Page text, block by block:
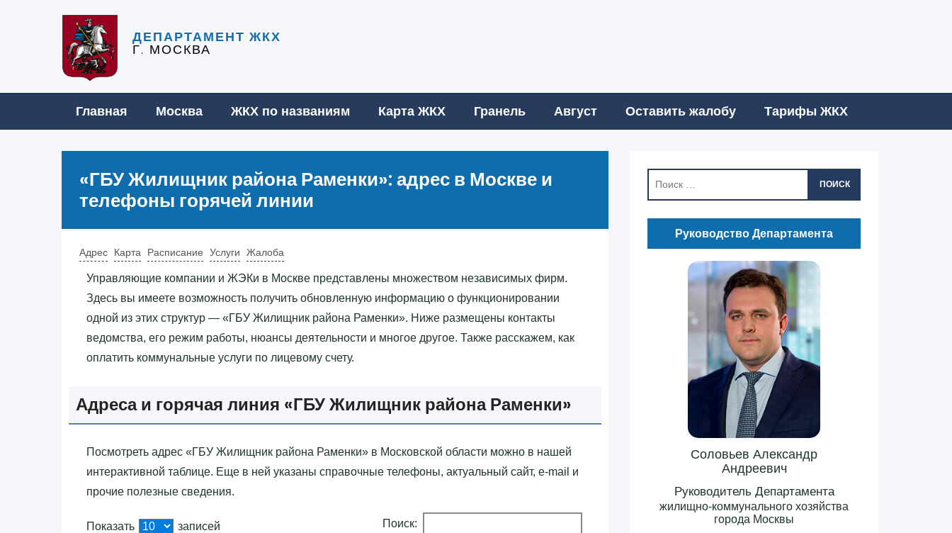
ДЕПАРТАМЕНТ ЖКХ
Г. МОСКВА
Главная Москва ЖКХ по названиям Карта ЖКХ Гранель Август Оставить жалобу Тарифы ЖКХ
«‎ГБУ Жилищник района Раменки»‎: адрес в Москве и
телефоны горячей линии
Адрес Карта Расписание Услуги Жалоба
Управляющие компании и ЖЭКи в Москве представлены множеством независимых фирм.
Здесь вы имеете возможность получить обновленную информацию о функционировании
одной из этих структур — «‎ГБУ Жилищник района Раменки»‎. Ниже размещены контакты
ведомства, его режим работы, нюансы деятельности и многое другое. Также расскажем, как
оплатить коммунальные услуги по лицевому счету.
Адреса и горячая линия «‎ГБУ Жилищник района Раменки»‎
Посмотреть адрес «‎ГБУ Жилищник района Раменки»‎ в Московской области можно в нашей
интерактивной таблице. Еще в ней указаны справочные телефоны, актуальный сайт, e-mail и
прочие полезные сведения.
Показать записей Поиск:
ПОИСК
Руководство Департамента
Соловьев Александр
Андреевич
Руководитель Департамента
жилищно-коммунального хозяйства
города Москвы